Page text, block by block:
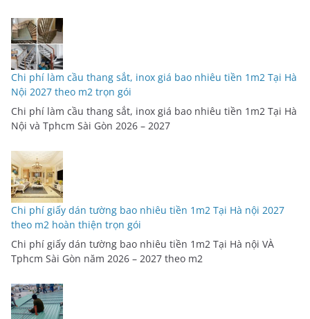
Chi phí làm cầu thang sắt, inox giá bao nhiêu tiền 1m2 Tại Hà
Nội 2027 theo m2 trọn gói
Chi phí làm cầu thang sắt, inox giá bao nhiêu tiền 1m2 Tại Hà
Nội và Tphcm Sài Gòn 2026 – 2027
Chi phí giấy dán tường bao nhiêu tiền 1m2 Tại Hà nội 2027
theo m2 hoàn thiện trọn gói
Chi phí giấy dán tường bao nhiêu tiền 1m2 Tại Hà nội VÀ
Tphcm Sài Gòn năm 2026 – 2027 theo m2